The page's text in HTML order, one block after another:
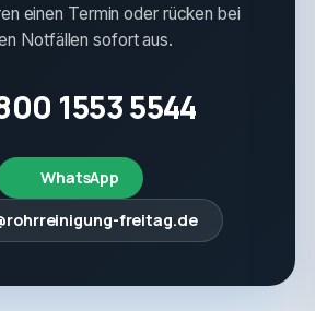
einen Termin oder rücken bei
Notfällen sofort aus.
1553 5544
WhatsApp
freitag.de